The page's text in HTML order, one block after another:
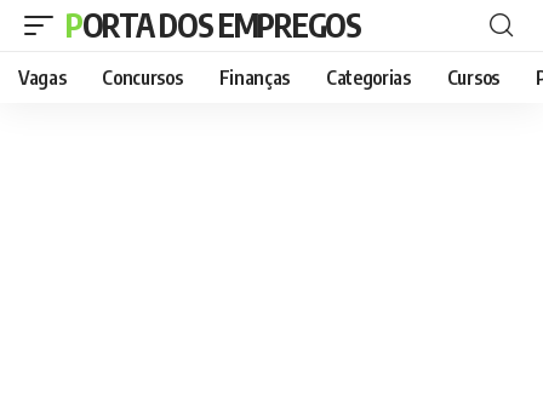
PORTA DOS EMPREGOS
Vagas Concursos Finanças Categorias Cursos